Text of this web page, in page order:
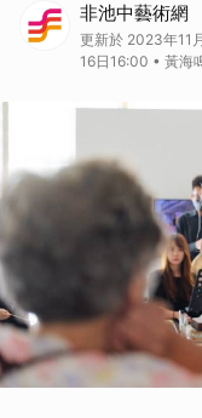
非池中藝術網
更新於 2023年11
16日16:00 • 黃海